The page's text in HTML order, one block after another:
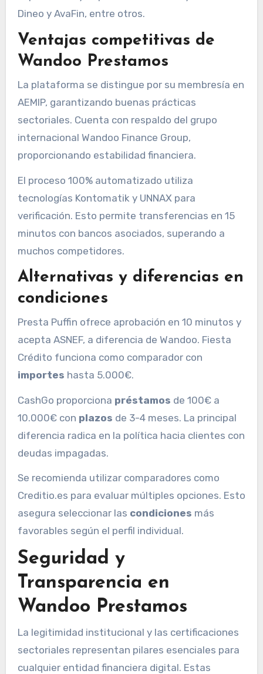
Dineo y AvaFin, entre otros.
Ventajas competitivas de
Wandoo Prestamos
La plataforma se distingue por su membresía en
AEMIP, garantizando buenas prácticas
sectoriales. Cuenta con respaldo del grupo
internacional Wandoo Finance Group,
proporcionando estabilidad financiera.
El proceso 100% automatizado utiliza
tecnologías Kontomatik y UNNAX para
verificación. Esto permite transferencias en 15
minutos con bancos asociados, superando a
muchos competidores.
Alternativas y diferencias en
condiciones
Presta Puffin ofrece aprobación en 10 minutos y
acepta ASNEF, a diferencia de Wandoo. Fiesta
Crédito funciona como comparador con
importes hasta 5.000€.
CashGo proporciona préstamos de 100€ a
10.000€ con plazos de 3-4 meses. La principal
diferencia radica en la política hacia clientes con
deudas impagadas.
Se recomienda utilizar comparadores como
Creditio.es para evaluar múltiples opciones. Esto
asegura seleccionar las condiciones más
favorables según el perfil individual.
Seguridad y
Transparencia en
Wandoo Prestamos
La legitimidad institucional y las certificaciones
sectoriales representan pilares esenciales para
cualquier entidad financiera digital. Estas